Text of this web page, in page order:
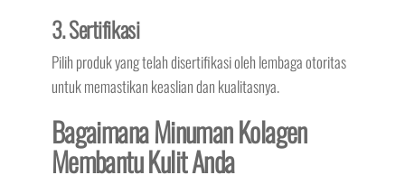
3. Sertifikasi
Pilih produk yang telah disertifikasi oleh lembaga otoritas
untuk memastikan keaslian dan kualitasnya.
Bagaimana Minuman Kolagen
Membantu Kulit Anda